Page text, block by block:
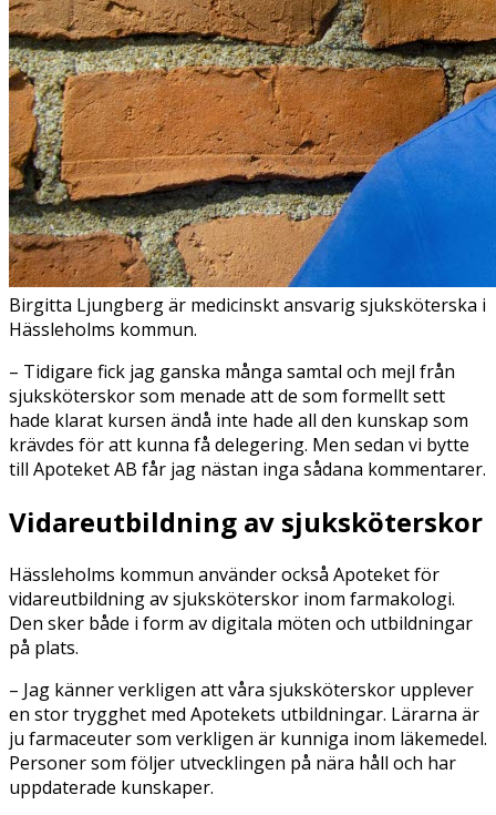
Birgitta Ljungberg är medicinskt ansvarig sjuksköterska i
Hässleholms kommun.
– Tidigare fick jag ganska många samtal och mejl från
sjuksköterskor som menade att de som formellt sett
hade klarat kursen ändå inte hade all den kunskap som
krävdes för att kunna få delegering. Men sedan vi bytte
till Apoteket AB får jag nästan inga sådana kommentarer.
Vidareutbildning av sjuksköterskor
Hässleholms kommun använder också Apoteket för
vidareutbildning av sjuksköterskor inom farmakologi.
Den sker både i form av digitala möten och utbildningar
på plats.
– Jag känner verkligen att våra sjuksköterskor upplever
en stor trygghet med Apotekets utbildningar. Lärarna är
ju farmaceuter som verkligen är kunniga inom läkemedel.
Personer som följer utvecklingen på nära håll och har
uppdaterade kunskaper.